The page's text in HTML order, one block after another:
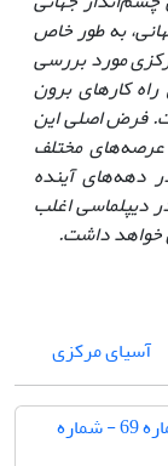
به طور خاص
مورد بررسی
کارهای برون
فرض اصلی این
عرصه‌های مختلف
دهه‌های آینده
دیپلماسی اغلب
خواهد داشت.
آسیای مرکزی
دوره 16، شماره 69 - شماره